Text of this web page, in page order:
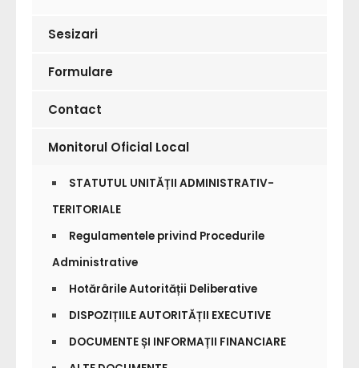
Sesizari
Formulare
Contact
Monitorul Oficial Local
STATUTUL UNITĂȚII ADMINISTRATIV-
TERITORIALE
Regulamentele privind Procedurile
Administrative
Hotărârile Autorității Deliberative
DISPOZIȚIILE AUTORITĂȚII EXECUTIVE
DOCUMENTE ȘI INFORMAȚII FINANCIARE